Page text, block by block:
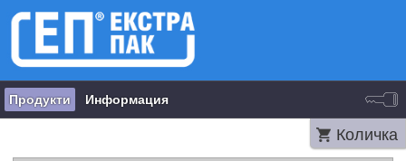
Продукти Информация
Количка